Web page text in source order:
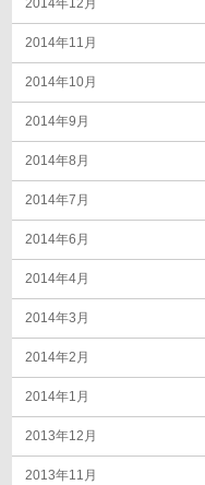
2014年12月
2014年11月
2014年10月
2014年9月
2014年8月
2014年7月
2014年6月
2014年4月
2014年3月
2014年2月
2014年1月
2013年12月
2013年11月